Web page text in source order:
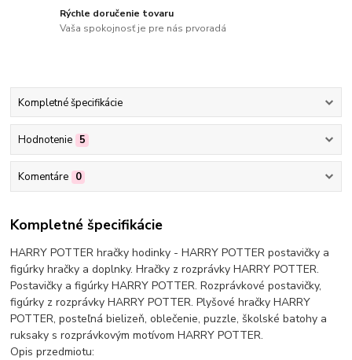
Rýchle doručenie tovaru
Vaša spokojnosť je pre nás prvoradá
Kompletné špecifikácie
Hodnotenie 5
Komentáre 0
Kompletné špecifikácie
HARRY POTTER hračky hodinky - HARRY POTTER postavičky a
figúrky hračky a doplnky. Hračky z rozprávky HARRY POTTER.
Postavičky a figúrky HARRY POTTER. Rozprávkové postavičky,
figúrky z rozprávky HARRY POTTER. Plyšové hračky HARRY
POTTER, posteľná bielizeň, oblečenie, puzzle, školské batohy a
ruksaky s rozprávkovým motívom HARRY POTTER.
Opis przedmiotu: